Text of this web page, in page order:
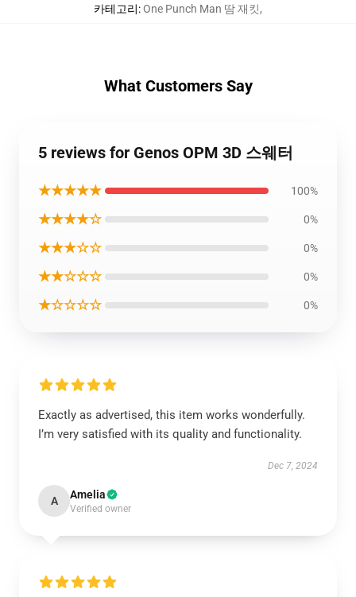
카테고리:One Punch Man 땀 재킷,
What Customers Say
5 reviews for Genos OPM 3D 스웨터
★★★★★ 100%
★★★★☆ 0%
★★★☆☆ 0%
★★☆☆☆ 0%
★☆☆☆☆ 0%
Exactly as advertised, this item works wonderfully.
I’m very satisfied with its quality and functionality.
Dec 7, 2024
A Amelia
Verified owner